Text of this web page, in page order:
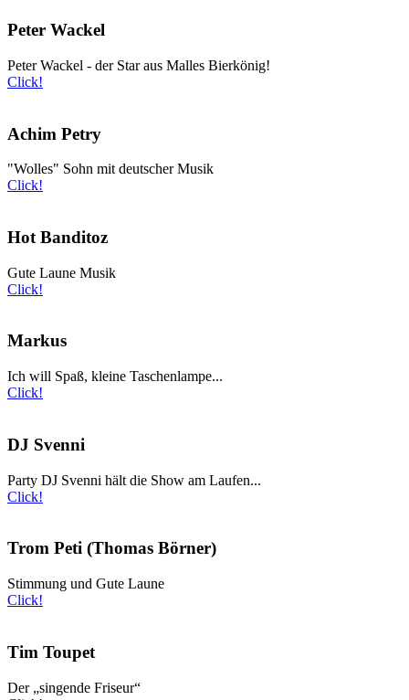
Peter Wackel
Peter Wackel - der Star aus Malles Bierkönig!
Click!
Achim Petry
"Wolles" Sohn mit deutscher Musik
Click!
Hot Banditoz
Gute Laune Musik
Click!
Markus
Ich will Spaß, kleine Taschenlampe...
Click!
DJ Svenni
Party DJ Svenni hält die Show am Laufen...
Click!
Trom Peti (Thomas Börner)
Stimmung und Gute Laune
Click!
Tim Toupet
Der „singende Friseur“